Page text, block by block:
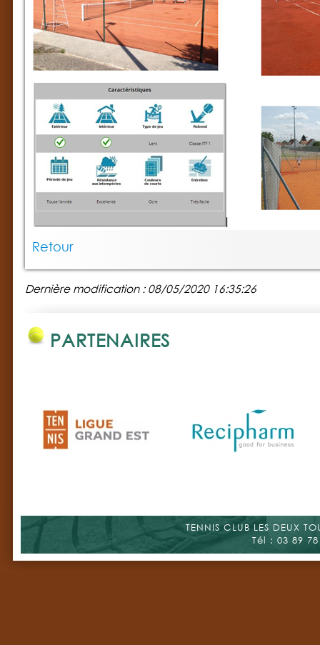
Retour
Dernière modification : 08/05/2020 16:35:26
PARTENAIRES
TENNIS CLUB LES DEUX
Tél : 03 89